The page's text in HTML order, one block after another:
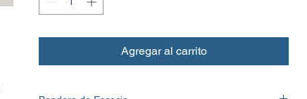
Agregar al carrito